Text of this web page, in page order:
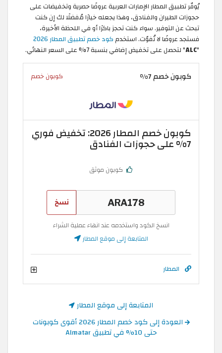
يُوفّر تطبيق المطار الإمارات العربية عروضًا حصرية وتخفيضات على
حجوزات الطيران والفنادق، وهذا يجعله خيارًا مُفضلًا لك إن كنت
تبحث عن التوفير. سواء كنت تحجز باكرًا أو في اللحظة الأخيرة،
فستجد عروضًا لا تُفوّت. استخدم كود خصم تطبيق المطار 2026
"
ALC" لتحصل على تخفيض إضافي بنسبة 7% على السعر النهائي.
كوبون خصم 7% كوبون خصم
كوبون خصم المطار 2026: تخفيض فوري
7% على حجوزات الفنادق
كوبون موثق
نسخ
انسخ الكود واستخدمه عند انهاء عملية الشراء
المتابعة إلى موقع المطار
المطار
المتابعة إلى موقع المطار
العودة إلى كود خصم المطار 2026 أقوى كوبونات
حتى 10% في تطبيق Almatar